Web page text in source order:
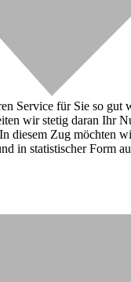
Service für Sie so gut
wir stetig daran Ihr
diesem Zug möchten
in statistischer Form